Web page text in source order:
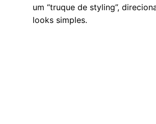
um “truque de styling”,
looks simples.